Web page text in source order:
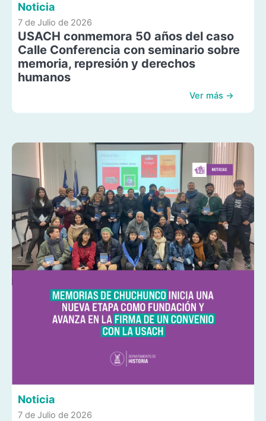
Noticia
7 de Julio de 2026
USACH conmemora 50 años del caso
Calle Conferencia con seminario sobre
memoria, represión y derechos
humanos
Ver más →
Noticia
7 de Julio de 2026